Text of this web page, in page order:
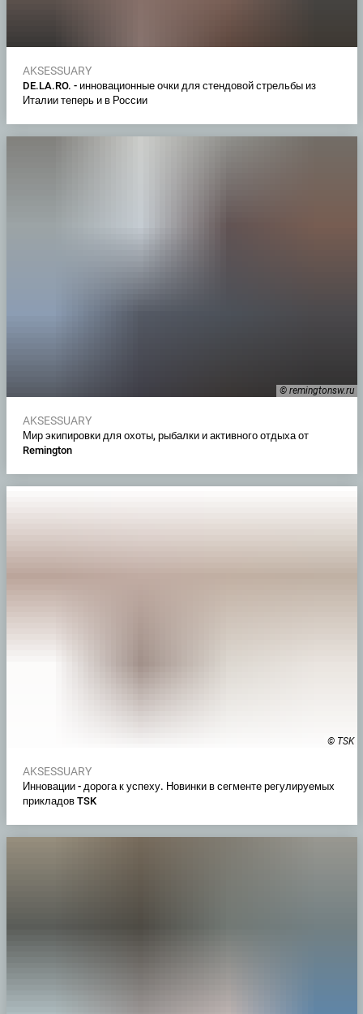
AKSESSUARY
DE.LA.RO. - инновационные очки для стендовой стрельбы из
Италии теперь и в России
© remingtonsw.ru
AKSESSUARY
Мир экипировки для охоты, рыбалки и активного отдыха от
Remington
© TSK
AKSESSUARY
Инновации - дорога к успеху. Новинки в сегменте регулируемых
прикладов TSK